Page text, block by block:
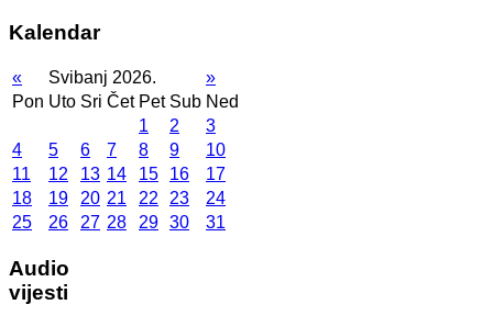
Kalendar
« Svibanj 2026.
»
Pon Uto Sri Čet Pet Sub Ned
1
2
3
4
5 6 7 8 9
10
11
12 13 14 15 16
17
18
19 20 21 22 23
24
25
26 27 28 29 30 31
Audio
vijesti